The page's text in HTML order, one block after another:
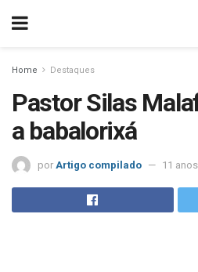
Home Destaques
Pastor Silas
a babalorixá
por Artigo compilado 11